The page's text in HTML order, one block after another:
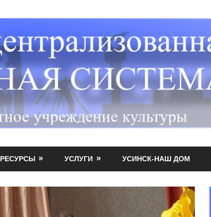
РЕСУРСЫ УСЛУГИ УСИНСК-НАШ ДОМ